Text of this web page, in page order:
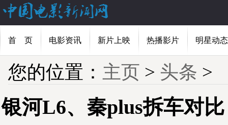
首 页 电影资讯 新片上映 热播影片 明星动态
您的位置： 主页 > 头条 >
银河L6、秦plus拆车对